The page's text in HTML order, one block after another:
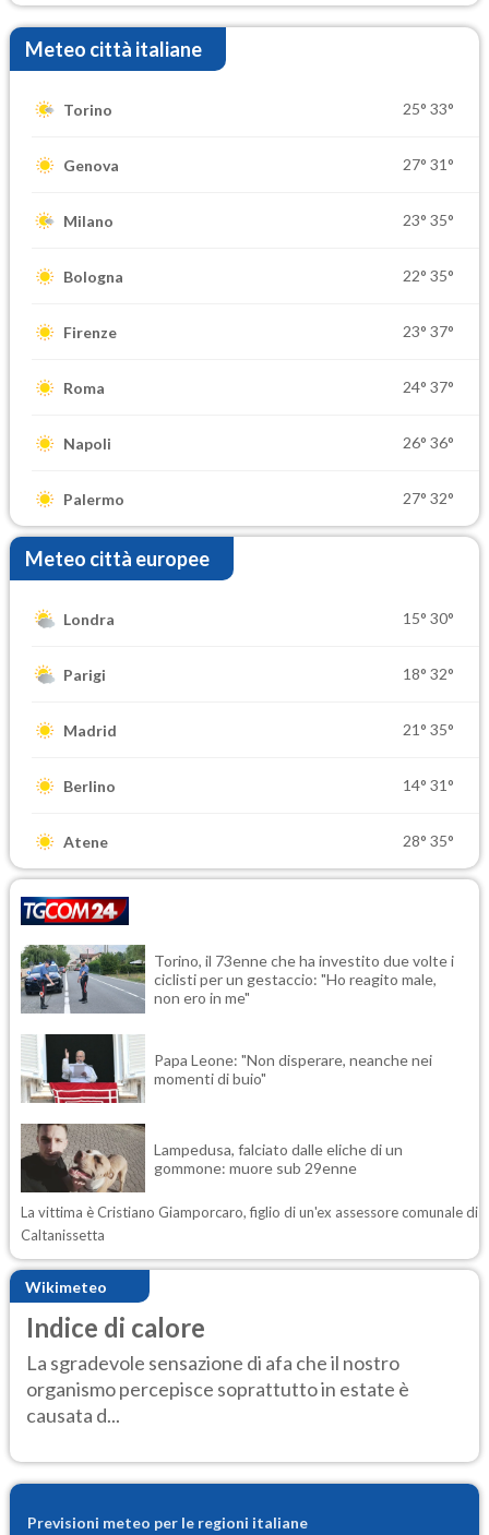
Meteo città italiane
Torino 25° 33°
Genova 27° 31°
Milano 23° 35°
Bologna 22° 35°
Firenze 23° 37°
Roma 24° 37°
Napoli 26° 36°
Palermo 27° 32°
Meteo città europee
Londra 15° 30°
Parigi 18° 32°
Madrid 21° 35°
Berlino 14° 31°
Atene 28° 35°
Torino, il 73enne che ha investito due volte i
ciclisti per un gestaccio: "Ho reagito male,
non ero in me"
Papa Leone: "Non disperare, neanche nei
momenti di buio"
Lampedusa, falciato dalle eliche di un
gommone: muore sub 29enne
La vittima è Cristiano Giamporcaro, figlio di un'ex assessore comunale di
Caltanissetta
Wikimeteo
Indice di calore
La sgradevole sensazione di afa che il nostro
organismo percepisce soprattutto in estate è
causata d...
Previsioni meteo per le regioni italiane